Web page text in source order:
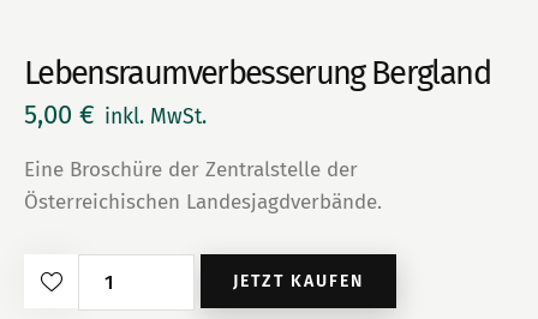
Lebensraumverbesserung Bergland
5,00 € inkl. MwSt.
Eine Broschüre der Zentralstelle der
Österreichischen Landesjagdverbände.
Lebensraumverbesserung
Bergland
JETZT KAUFEN